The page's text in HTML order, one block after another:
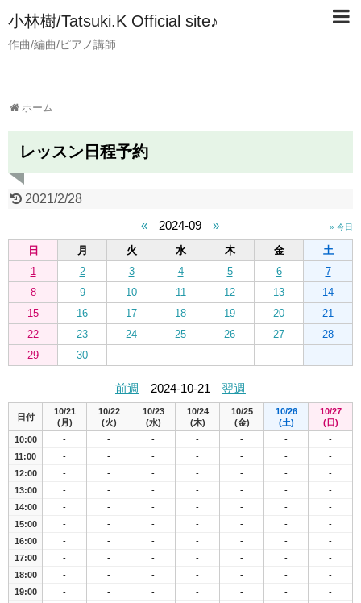
小林樹/Tatsuki.K Official site♪
作曲/編曲/ピアノ講師
ホーム
レッスン日程予約
2021/2/28
«
2024-09 » » 今日
日 月 火 水 木 金
土
1
2 3 4 5 6
7
8
9 10 11 12 13
14
15
16 17 18 19 20
21
22
23 24 25 26 27
28
29
30
前週 2024-10-21 翌週
日付
10/21
(月)
10/22
(火)
10/23
(水)
10/24
(木)
10/25
(金)
10/26
(土)
10/27
(日)
10:00
- - - - - -
-
11:00
- - - - - -
-
12:00
- - - - - -
-
13:00
- - - - - -
-
14:00
- - - - - -
-
15:00
- - - - - -
-
16:00
- - - - - -
-
17:00
- - - - - -
-
18:00
- - - - - -
-
19:00
- - - - - -
-